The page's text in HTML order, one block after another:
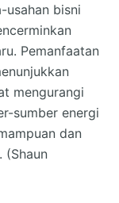
usahan bisni
Pemanfaatan
mengurangi
sumber energi
dan
(Shaun